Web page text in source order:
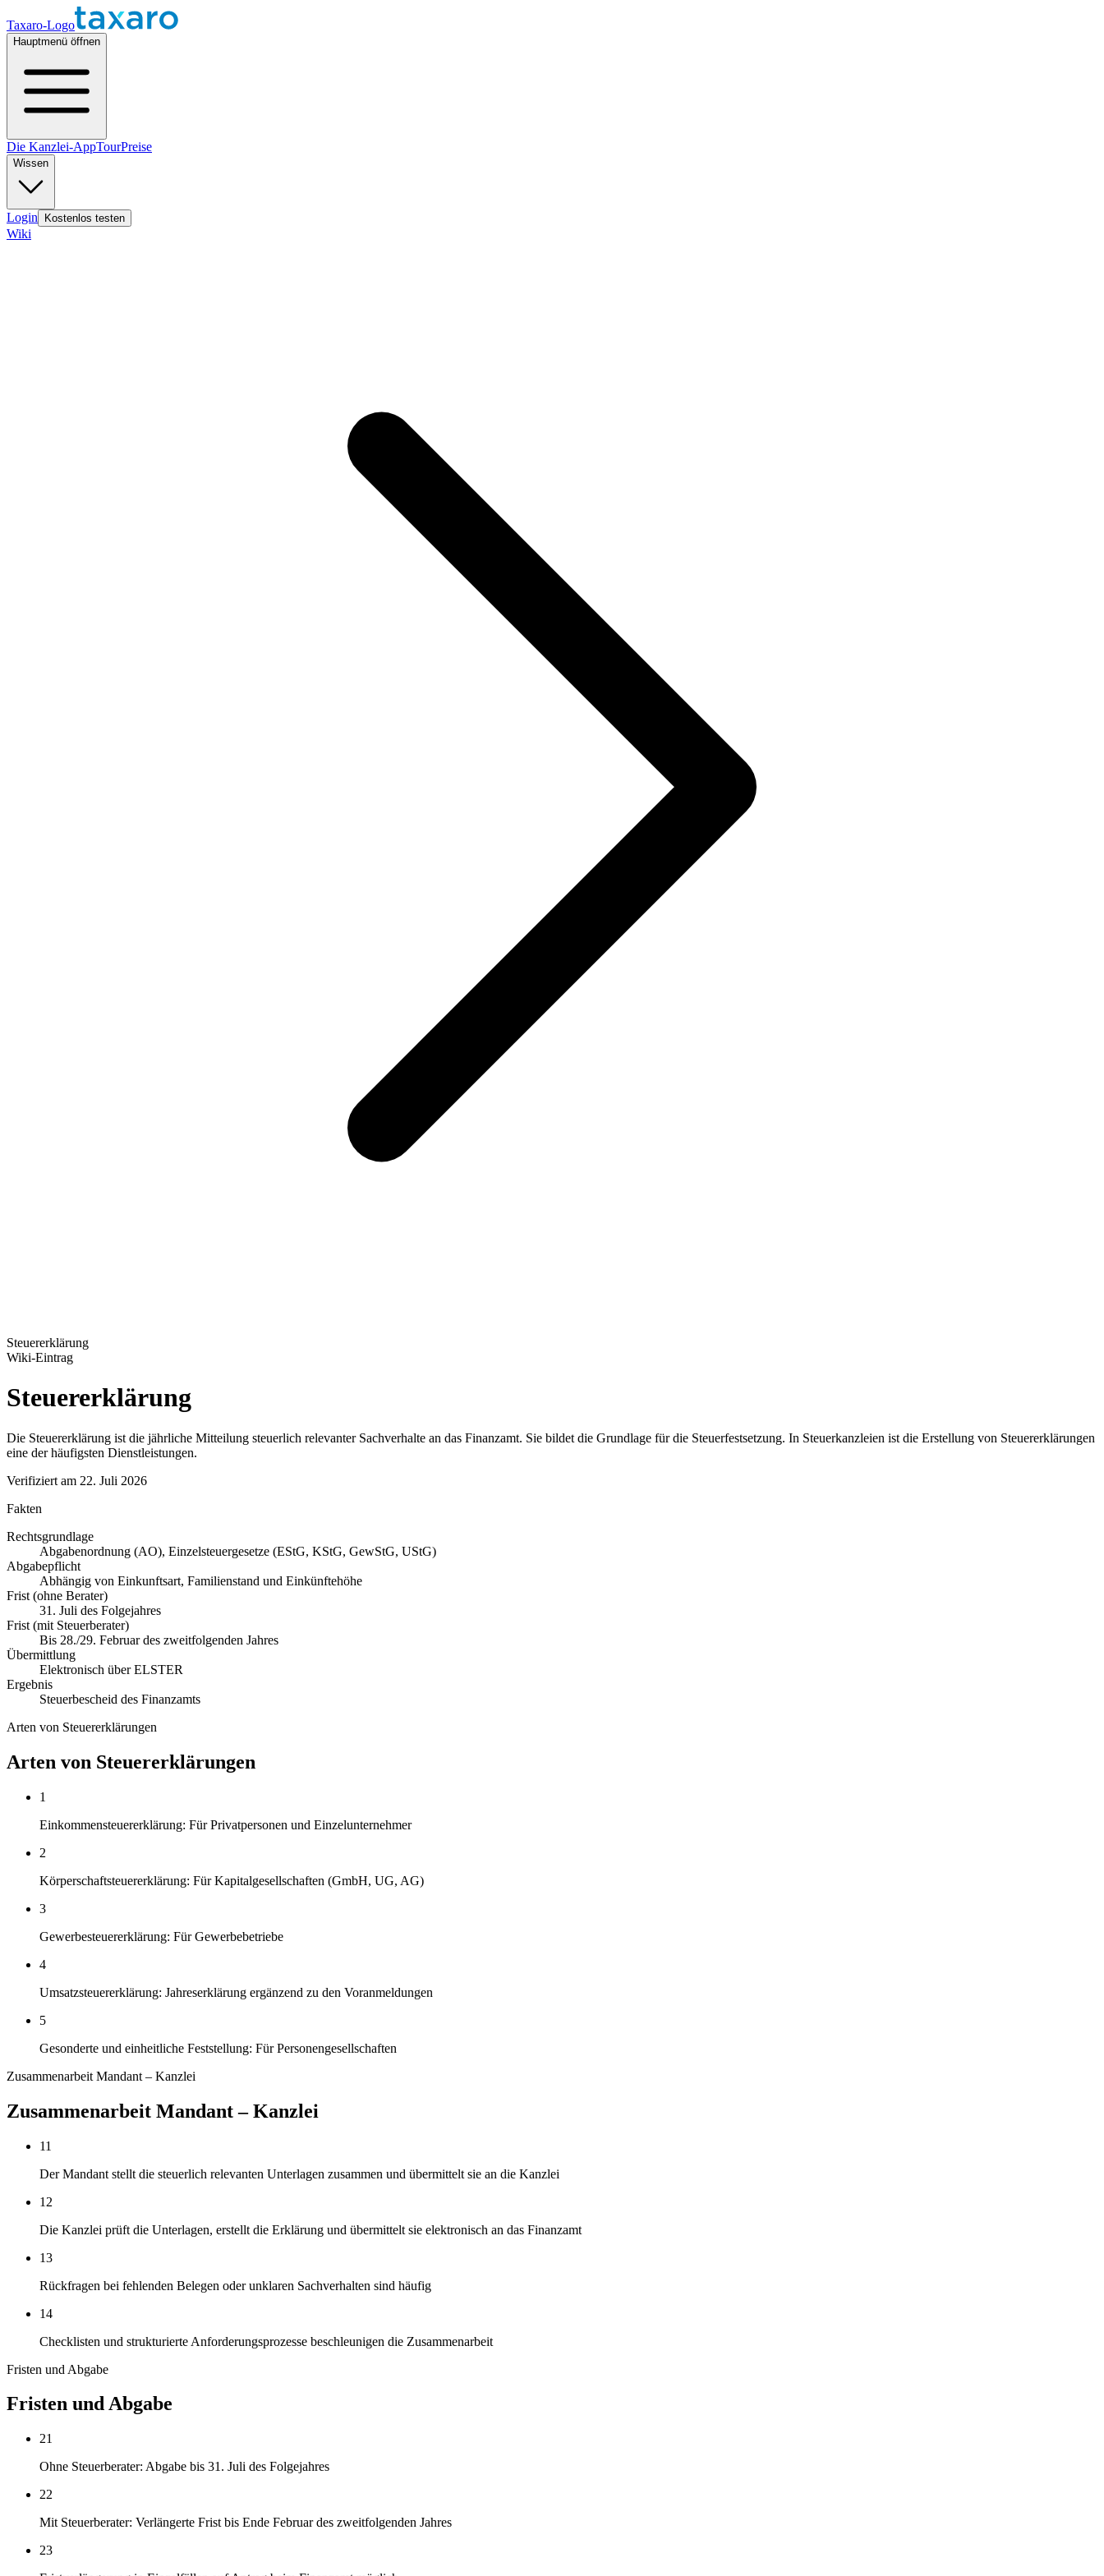
Taxaro-Logo
Hauptmenü öffnen
Die Kanzlei-AppTourPreise
Wissen
Login Kostenlos testen
Wiki
Steuererklärung
Wiki-Eintrag
Steuererklärung
Die Steuererklärung ist die jährliche Mitteilung steuerlich relevanter Sachverhalte an das Finanzamt. Sie bildet die Grundlage für die Steuerfestsetzung. In Steuerkanzleien ist die Erstellung von Steuererklärungen
eine der häufigsten Dienstleistungen.
Verifiziert am 22. Juli 2026
Fakten
Rechtsgrundlage
Abgabenordnung (AO), Einzelsteuergesetze (EStG, KStG, GewStG, UStG)
Abgabepflicht
Abhängig von Einkunftsart, Familienstand und Einkünftehöhe
Frist (ohne Berater)
31. Juli des Folgejahres
Frist (mit Steuerberater)
Bis 28./29. Februar des zweitfolgenden Jahres
Übermittlung
Elektronisch über ELSTER
Ergebnis
Steuerbescheid des Finanzamts
Arten von Steuererklärungen
Arten von Steuererklärungen
1
Einkommensteuererklärung: Für Privatpersonen und Einzelunternehmer
2
Körperschaftsteuererklärung: Für Kapitalgesellschaften (GmbH, UG, AG)
3
Gewerbesteuererklärung: Für Gewerbebetriebe
4
Umsatzsteuererklärung: Jahreserklärung ergänzend zu den Voranmeldungen
5
Gesonderte und einheitliche Feststellung: Für Personengesellschaften
Zusammenarbeit Mandant – Kanzlei
Zusammenarbeit Mandant – Kanzlei
11
Der Mandant stellt die steuerlich relevanten Unterlagen zusammen und übermittelt sie an die Kanzlei
12
Die Kanzlei prüft die Unterlagen, erstellt die Erklärung und übermittelt sie elektronisch an das Finanzamt
13
Rückfragen bei fehlenden Belegen oder unklaren Sachverhalten sind häufig
14
Checklisten und strukturierte Anforderungsprozesse beschleunigen die Zusammenarbeit
Fristen und Abgabe
Fristen und Abgabe
21
Ohne Steuerberater: Abgabe bis 31. Juli des Folgejahres
22
Mit Steuerberater: Verlängerte Frist bis Ende Februar des zweitfolgenden Jahres
23